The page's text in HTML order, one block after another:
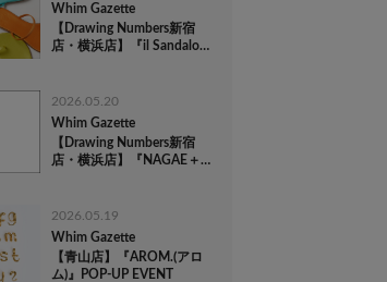
Whim Gazette
【Drawing Numbers新宿
店・横浜店】『il Sandalo
EVENT
2026.05.20
Whim Gazette
【Drawing Numbers新宿
店・横浜店】『NAGAE＋
2026.05.19
Whim Gazette
【青山店】『AROM.(アロ
ム)』POP-UP EVENT